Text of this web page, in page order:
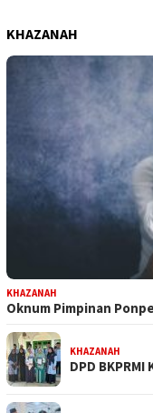
KHAZANAH
KHAZANAH
Oknum Pimpinan
KHAZANAH
DPD